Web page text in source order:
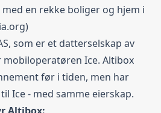
en rekke boliger og hjem i
)
som er et datterselskap av
mobiloperatøren Ice. Altibox
før i tiden, men har
Ice - med samme eierskap.